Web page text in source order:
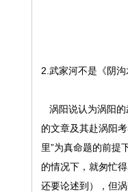
2.武家河不是《阴
涡阳说认为涡阳的
的文章及其赴涡阳
里”为真命题的前提
的情况下，就匆忙
还要论述到），但